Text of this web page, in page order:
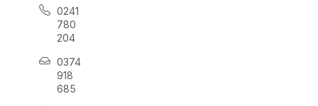
0241
780
204
0374
918
685